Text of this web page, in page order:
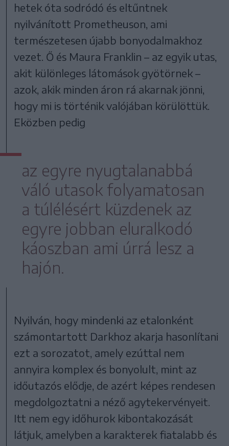
hetek óta sodródó és eltűntnek
nyilvánított Prometheuson, ami
természetesen újabb bonyodalmakhoz
vezet. Ő és Maura Franklin – az egyik utas,
akit különleges látomások gyötörnek –
azok, akik minden áron rá akarnak jönni,
hogy mi is történik valójában körülöttük.
Eközben pedig
az egyre nyugtalanabbá
váló utasok folyamatosan
a túlélésért küzdenek az
egyre jobban eluralkodó
káoszban ami úrrá lesz a
hajón.
Nyilván, hogy mindenki az etalonként
számontartott Darkhoz akarja hasonlítani
ezt a sorozatot, amely ezúttal nem
annyira komplex és bonyolult, mint az
időutazós elődje, de azért képes rendesen
megdolgoztatni a néző agytekervényeit.
Itt nem egy időhurok kibontakozását
látjuk, amelyben a karakterek fiatalabb és